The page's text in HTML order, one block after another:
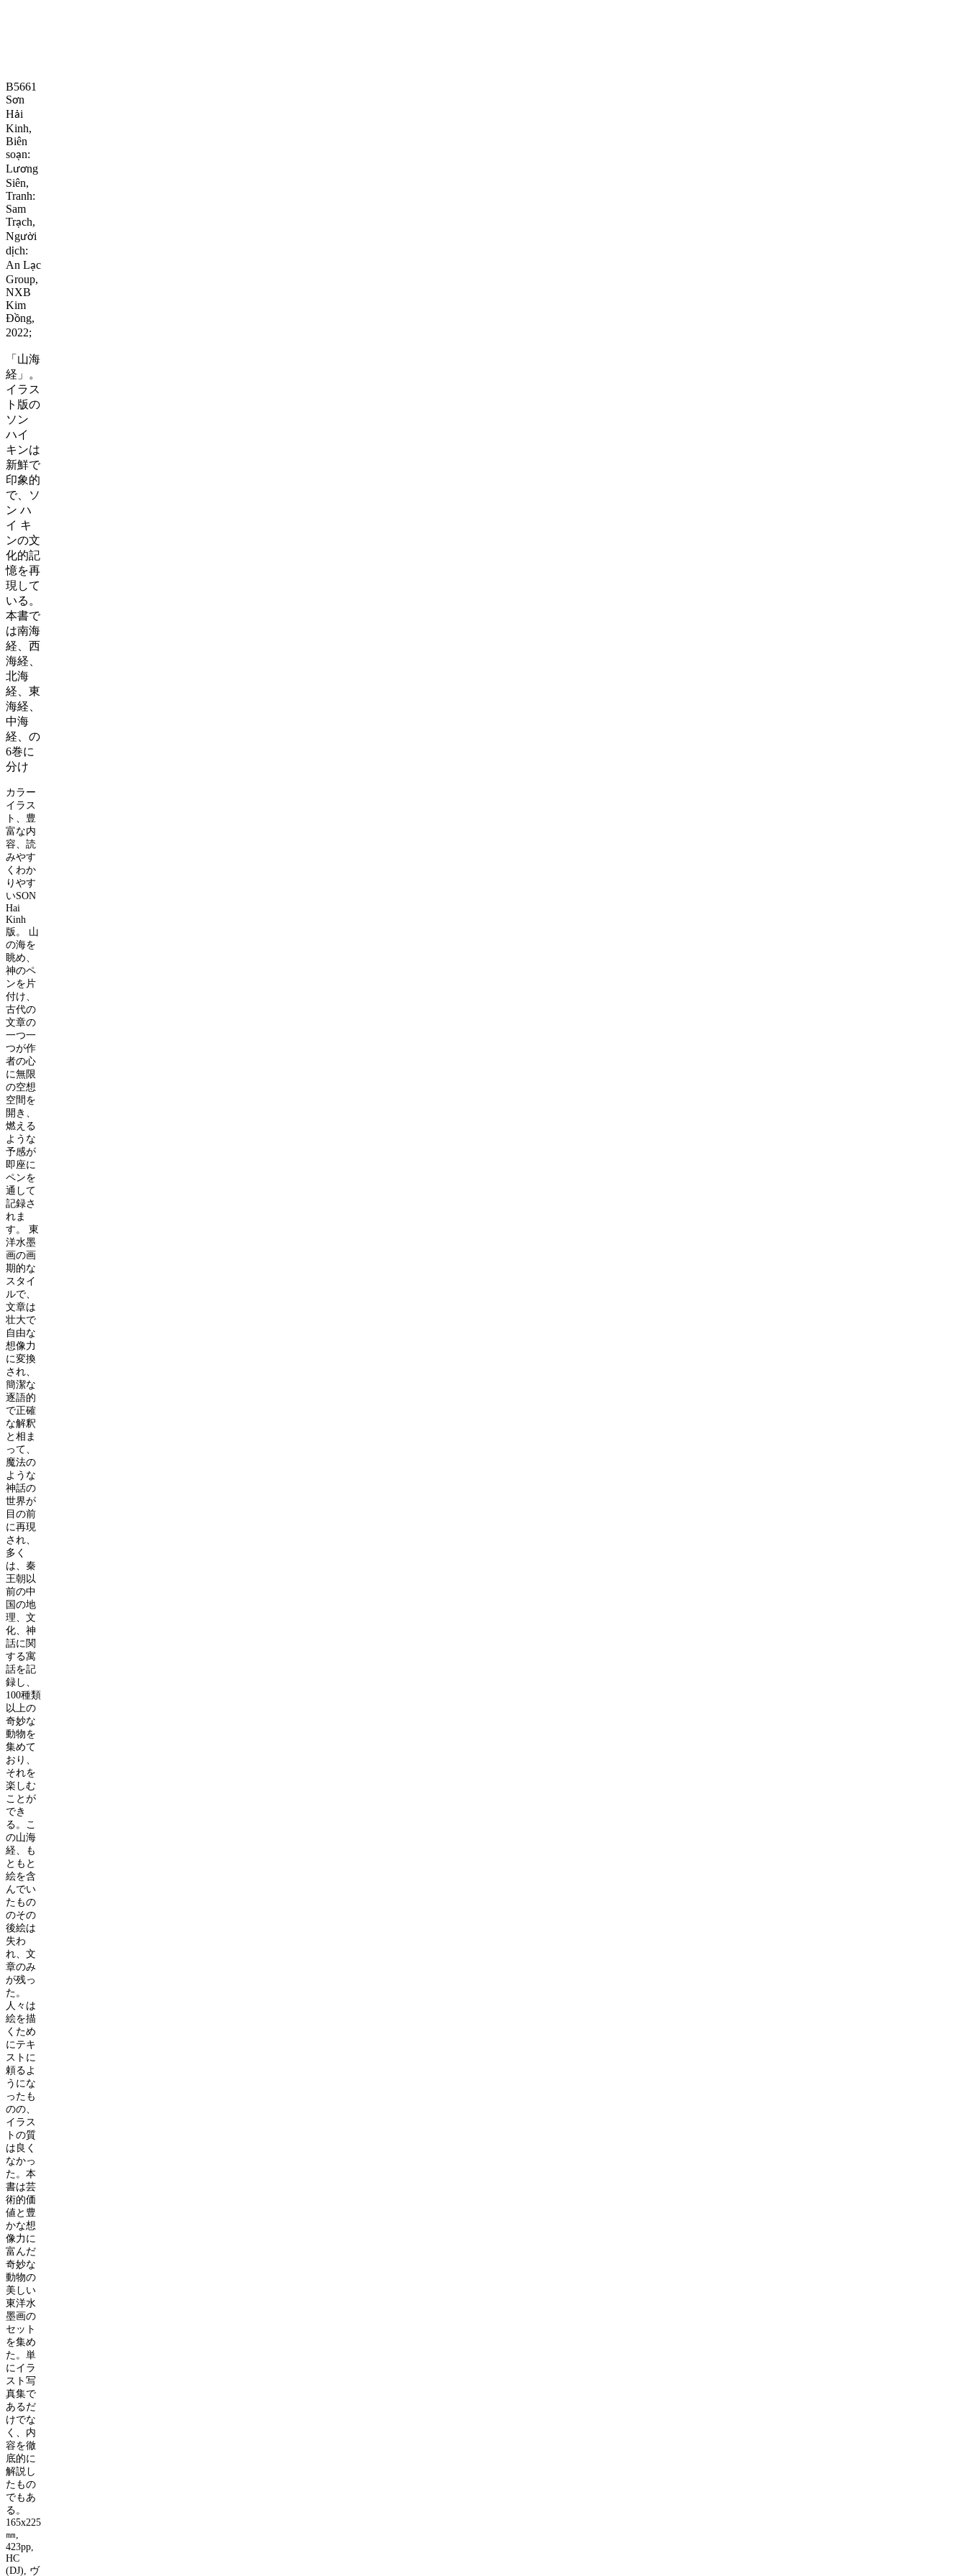
B5661
Sơn
Hải
Kinh,
Biên
soạn:
Lương
Siên,
Tranh:
Sam
Trạch,
Người
dịch:
An Lạc
Group,
NXB
Kim
Đồng,
2022;
「山海
経」。
イラス
ト版の
ソン
ハイ
キンは
新鮮で
印象的
で、ソ
ン ハ
イ キ
ンの文
化的記
憶を再
現して
いる。
本書で
は南海
経、西
海経、
北海
経、東
海経、
中海
経、の
6巻に
分け
カラー
イラス
ト、豊
富な内
容、読
みやす
くわか
りやす
いSON
Hai
Kinh
版。
山
の海を
眺め、
神のペ
ンを片
付け、
古代の
文章の
一つ一
つが作
者の心
に無限
の空想
空間を
開き、
燃える
ような
予感が
即座に
ペンを
通して
記録さ
れま
す。
東
洋水墨
画の画
期的な
スタイ
ルで、
文章は
壮大で
自由な
想像力
に変換
され、
簡潔な
逐語的
で正確
な解釈
と相ま
って、
魔法の
ような
神話の
世界が
目の前
に再現
され、
多く
は、秦
王朝以
前の中
国の地
理、文
化、神
話に関
する寓
話を記
録し、
100種類
以上の
奇妙な
動物を
集めて
おり、
それを
楽しむ
ことが
でき
る。こ
の山海
経、も
ともと
絵を含
んでい
たもの
のその
後絵は
失わ
れ、文
章のみ
が残っ
た。
人々は
絵を描
くため
にテキ
ストに
頼るよ
うにな
ったも
のの、
イラス
トの質
は良く
なかっ
た。本
書は芸
術的価
値と豊
かな想
像力に
富んだ
奇妙な
動物の
美しい
東洋水
墨画の
セット
を集め
た。単
にイラ
スト写
真集で
あるだ
けでな
く、内
容を徹
底的に
解説し
たもの
でもあ
る。
165x225
㎜,
423pp,
HC
(DJ), ヴ